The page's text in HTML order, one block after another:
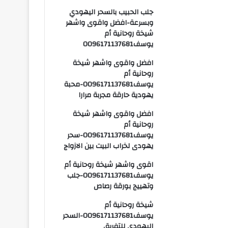
جلب الحبيب بالسحر اليهودي
وبسرعة-افضل واقوى واشهر
شيخة روحانية أم
يوسف0096171137681
افضل واقوى واشهر شيخة
روحانية أم
يوسف0096171137681-محبة
يهودية حارقة مجربة مرارا
افضل واقوى واشهر شيخة
روحانية أم
يوسف0096171137681-سحر
يهودى لخراب البيت بين الازواج
اقوى واشهر شيخة روحانية أم
يوسف0096171137681-جلب
وتهييج بورقة رصاص
شيخة روحانية أم
يوسف0096171137681-السحر